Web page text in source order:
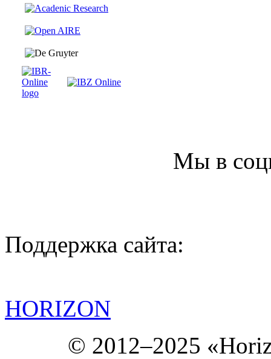
Мы в
Поддержка сайта:
HORIZON
© 2012–2025